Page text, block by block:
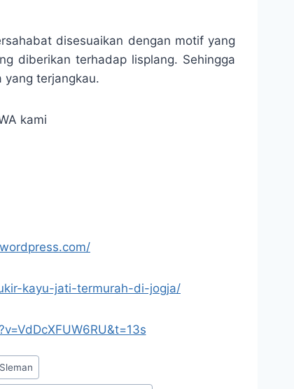
disesuaikan dengan motif yang
diberikan terhadap lisplang. Sehingga
yang terjangkau.
kami
kayu-jati-termurah-di-jogja/